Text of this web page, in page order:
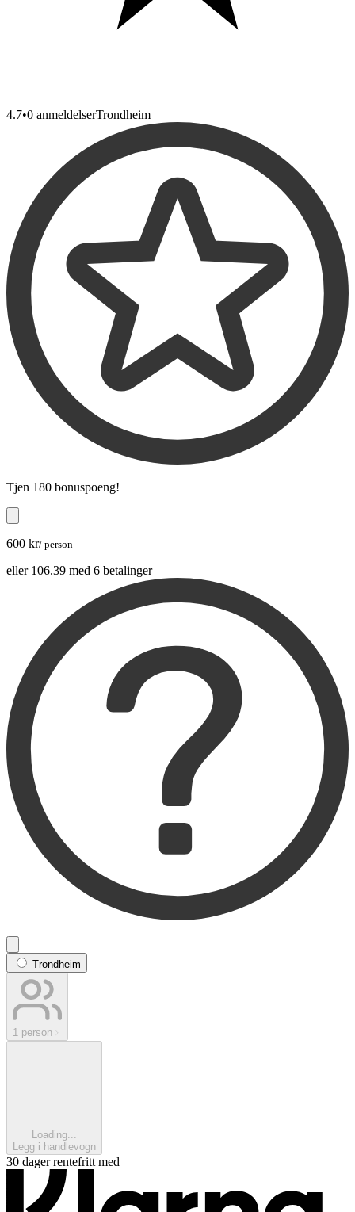
4.7•0 anmeldelserTrondheim
Tjen 180 bonuspoeng!
600 kr/ person
eller 106.39 med 6 betalinger
Trondheim
1 person
Loading...
Legg i handlevogn
30 dager rentefritt med